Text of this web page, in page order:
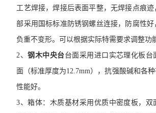
工艺焊接，焊接后表面平整，无焊接点痕
部采用国标标准防锈钢螺丝连接，防腐性好
负重不变形。可以根据实际特需要求调整功
2、钢木中央台台面采用进口实芯理化板台
面（标准厚度为12.7mm），抗强酸碱和各
性能好。
3、箱体： 木质基材采用优质中密度板，双